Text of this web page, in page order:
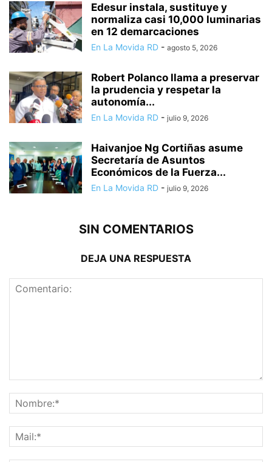
Edesur instala, sustituye y
normaliza casi 10,000 luminarias
en 12 demarcaciones
En La Movida RD - agosto 5, 2026
Robert Polanco llama a preservar
la prudencia y respetar la
autonomía...
En La Movida RD - julio 9, 2026
Haivanjoe Ng Cortiñas asume
Secretaría de Asuntos
Económicos de la Fuerza...
En La Movida RD - julio 9, 2026
SIN COMENTARIOS
DEJA UNA RESPUESTA